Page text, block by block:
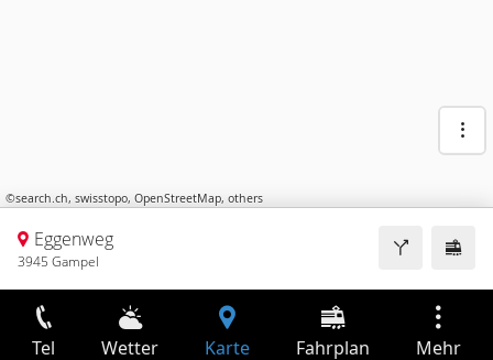
©search.ch, swisstopo, OpenStreetMap, others
Eggenweg
3945 Gampel
Tel Wetter Karte Fahrplan Mehr